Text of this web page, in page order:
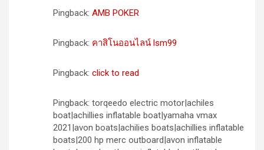
Pingback: AMB POKER
Pingback: คาสิโนออนไลน์ lsm99
Pingback: click to read
Pingback: torqeedo electric motor|achiles
boat|achillies inflatable boat|yamaha vmax
2021|avon boats|achilies boats|achillies inflatable
boats|200 hp merc outboard|avon inflatable